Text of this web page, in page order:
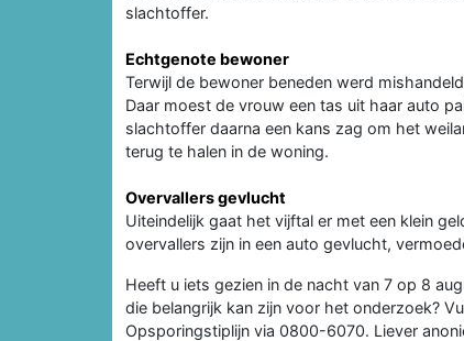
slachtoffer.
Echtgenote bewoner
Terwijl de bewoner beneden werd
Daar moest de vrouw een tas uit haar auto
slachtoffer daarna een kans zag om het
terug te halen in de woning.
Overvallers gevlucht
Uiteindelijk gaat het vijftal er met een klein
overvallers zijn in een auto gevlucht,
Heeft u iets gezien in de nacht van 7 op 8
die belangrijk kan zijn voor het onderzoek?
Opsporingstiplijn via 0800-6070. Liever